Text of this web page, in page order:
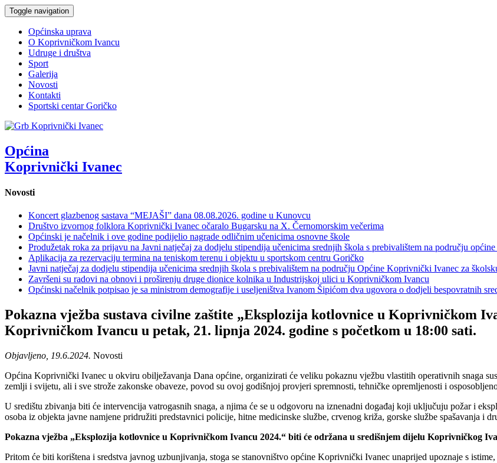
Toggle navigation
Općinska uprava
O Koprivničkom Ivancu
Udruge i društva
Sport
Galerija
Novosti
Kontakti
Sportski centar Goričko
Općina
Koprivnički Ivanec
Novosti
Koncert glazbenog sastava “MEJAŠI” dana 08.08.2026. godine u Kunovcu
Društvo izvornog folklora Koprivnički Ivanec očaralo Bugarsku na X. Černomorskim večerima
Općinski je načelnik i ove godine podijelio nagrade odličnim učenicima osnovne škole
Produžetak roka za prijavu na Javni natječaj za dodjelu stipendija učenicima srednjih škola s prebivalištem na području
Aplikacija za rezervaciju termina na teniskom terenu i objektu u sportskom centru Goričko
Javni natječaj za dodjelu stipendija učenicima srednjih škola s prebivalištem na području Općine Koprivnički Ivanec za
Završeni su radovi na obnovi i proširenju druge dionice kolnika u Industrijskoj ulici u Koprivničkom Ivancu
Općinski načelnik potpisao je sa ministrom demografije i useljeništva Ivanom Šipićom dva ugovora o dodjeli bespovratnih
Pokazna vježba sustava civilne zaštite „Eksplozija kotlovnice u Koprivničkom
Koprivničkom Ivancu u petak, 21. lipnja 2024. godine s početkom u 18:00 sati.
Objavljeno, 19.6.2024. Novosti
Općina Koprivnički Ivanec u okviru obilježavanja Dana općine, organizirati će veliku pokaznu vježbu vlastitih operativnih snaga
zemlji i svijetu, ali i sve strože zakonske obaveze, povod su ovoj godišnjoj provjeri spremnosti, tehničke opremljenosti i
U središtu zbivanja biti će intervencija vatrogasnih snaga, a njima će se u odgovoru na iznenadni događaj koji uključuju požar i
osoba iz objekta javne namjene pridružiti predstavnici policije, hitne medicinske službe, crvenog križa, gorske službe spašavanja i
Pokazna vježba „Eksplozija kotlovnice u Koprivničkom Ivancu 2024.“ biti će održana u središnjem dijelu Koprivničkog
Pritom će biti korištena i sredstva javnog uzbunjivanja, stoga se stanovništvo općine Koprivnički Ivanec unaprijed upoznaje s